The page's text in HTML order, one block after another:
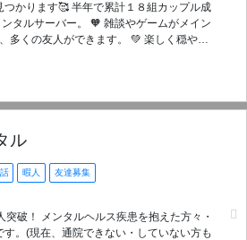
累計１８組カップル成
多くの友人ができます。 💚 楽しく穏やか
３✨
！ゆっくり仲を深められます😊 🔰 面接
婚の方 ・最低限のマナーを守れる方 🙏
として参加可能です。
ル
暇人 友達募集
えた方々・
。(現在、通院できない・していない方も